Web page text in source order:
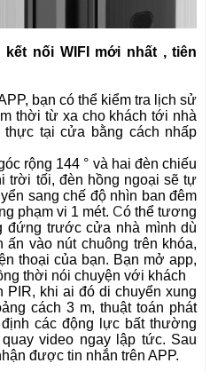
nối WIFI mới nhất , tiên
bạn có thể kiểm tra lịch sử
thời từ xa cho khách tới nhà
tại cửa bằng cách nhấp
rộng 144 ° và hai đèn chiếu
trời tối, đèn hồng ngoại sẽ tự
sang chế độ nhìn ban đêm
phạm vi 1 mét.Có thể tương
đứng trước cửa nhà mình dù
vào nút chuông trên khóa,
thoại của bạn. Bạn mở app,
thời nói chuyện với khách
khi ai đó di chuyển xung
cách 3 m, thuật toán phát
các động lực bất thường
video ngay lập tức. Sau
được tin nhắn trên APP.